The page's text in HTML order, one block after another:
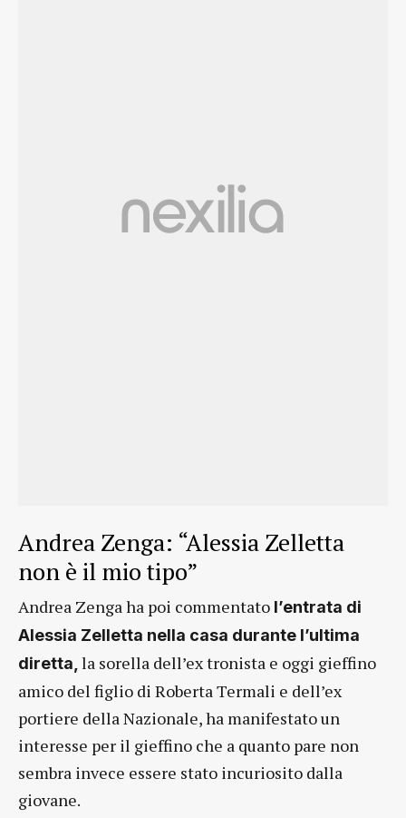
Andrea Zenga: “Alessia Zelletta
non è il mio tipo”
Andrea Zenga ha poi commentato l’entrata di
Alessia Zelletta nella casa durante l’ultima
diretta, la sorella dell’ex tronista e oggi gieffino
amico del figlio di Roberta Termali e dell’ex
portiere della Nazionale, ha manifestato un
interesse per il gieffino che a quanto pare non
sembra invece essere stato incuriosito dalla
giovane.